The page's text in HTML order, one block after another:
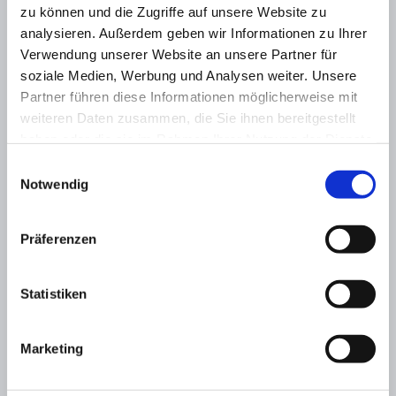
zu können und die Zugriffe auf unsere Website zu
analysieren. Außerdem geben wir Informationen zu Ihrer
Verwendung unserer Website an unsere Partner für
soziale Medien, Werbung und Analysen weiter. Unsere
Partner führen diese Informationen möglicherweise mit
weiteren Daten zusammen, die Sie ihnen bereitgestellt
Notwendig
Präferenzen
Statistiken
Marketing
viasis VARIO XL
Unsere vollständige Produktübersicht
Verkehrszählgerät - viacount II
Lärmdisplay - viaNRS
Radardetektoren - viafalcon
Dialogdisplay - viatext